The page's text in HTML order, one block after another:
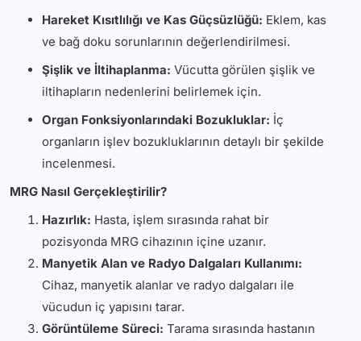
Hareket Kısıtlılığı ve Kas Güçsüzlüğü: Eklem, kas
ve bağ doku sorunlarının değerlendirilmesi.
Şişlik ve İltihaplanma: Vücutta görülen şişlik ve
iltihapların nedenlerini belirlemek için.
Organ Fonksiyonlarındaki Bozukluklar: İç
organların işlev bozukluklarının detaylı bir şekilde
incelenmesi.
MRG Nasıl Gerçekleştirilir?
Hazırlık: Hasta, işlem sırasında rahat bir
pozisyonda MRG cihazının içine uzanır.
Manyetik Alan ve Radyo Dalgaları Kullanımı:
Cihaz, manyetik alanlar ve radyo dalgaları ile
vücudun iç yapısını tarar.
Görüntüleme Süreci: Tarama sırasında hastanın